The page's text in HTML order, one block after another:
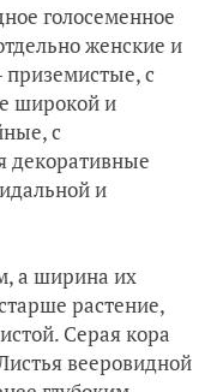
голосеменное
женские и
с
широкой и
с
декоративные
и
а ширина их
растение,
Серая кора
вееровидной